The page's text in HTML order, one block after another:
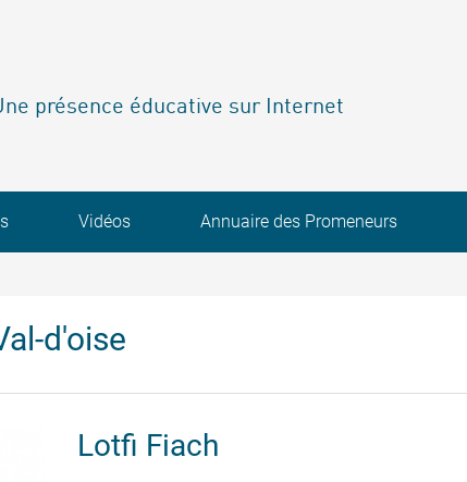
présence éducative sur Internet
Vidéos Annuaire des Promeneurs
d'oise
Lotfi Fiach